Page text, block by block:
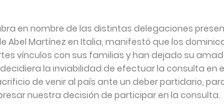
en nombre de las distintas delegaciones
Abel Martínez en Italia, manifestó que los
vínculos con sus familias y han dejado su
la inviabilidad de efectuar la consulta en
de venir al país ante un deber partidario,
nuestra decisión de participar en la consulta.